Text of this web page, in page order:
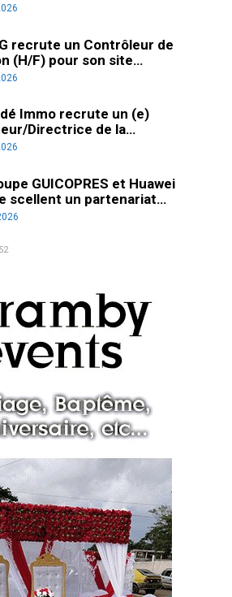
recrute un Contrôleur de
(H/F) pour son site…
Immo recrute un (e)
Directrice de la…
GUICOPRES et Huawei
scellent un partenariat…